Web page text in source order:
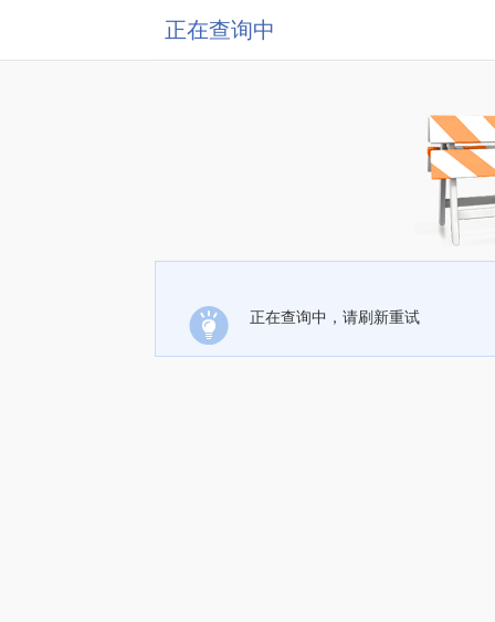
正在查询中
正在查询中，请刷新重试